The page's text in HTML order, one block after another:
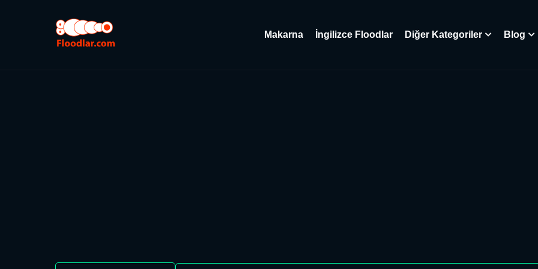
Makarna İngilizce Floodlar Diğer Kategoriler Blog